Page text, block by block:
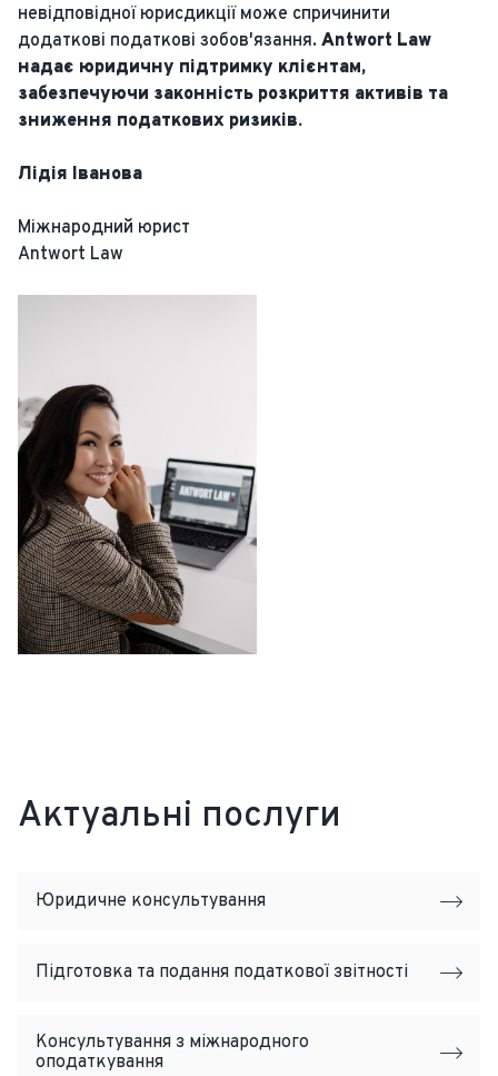
невідповідної юрисдикції може спричинити
додаткові податкові зобов'язання. Antwort Law
надає юридичну підтримку клієнтам,
забезпечуючи законність розкриття активів та
зниження податкових ризиків.
Лідія Іванова
Міжнародний юрист
Antwort Law
Актуальні послуги
Юридичне консультування
Підготовка та подання податкової звітності
Консультування з міжнародного
оподаткування